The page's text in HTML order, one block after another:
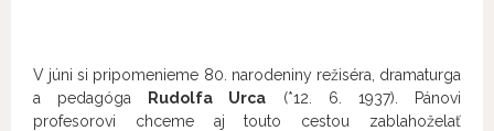
V júni si pripomenieme 80. narodeniny režiséra, dramaturga
a pedagóga
Rudolfa Urca (*12. 6. 1937). Pánovi
profesorovi chceme aj touto cestou zablahoželať